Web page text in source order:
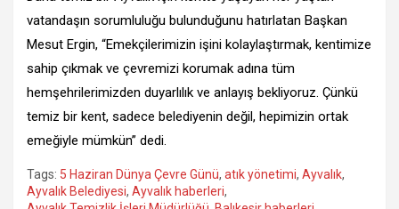
vatandaşın sorumluluğu bulunduğunu hatırlatan Başkan
Mesut Ergin, “Emekçilerimizin işini kolaylaştırmak, kentimize
sahip çıkmak ve çevremizi korumak adına tüm
hemşehrilerimizden duyarlılık ve anlayış bekliyoruz. Çünkü
temiz bir kent, sadece belediyenin değil, hepimizin ortak
emeğiyle mümkün” dedi.
Tags: 5 Haziran Dünya Çevre Günü, atık yönetimi, Ayvalık,
Ayvalık Belediyesi, Ayvalık haberleri,